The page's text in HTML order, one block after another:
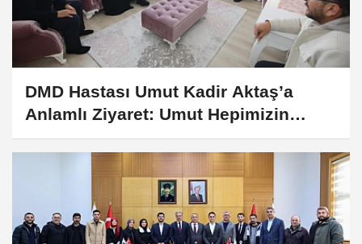
DMD Hastası Umut Kadir Aktaş’a
Anlamlı Ziyaret: Umut Hepimizin
Umudu!